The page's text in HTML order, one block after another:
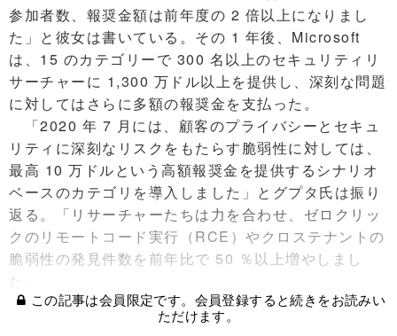
参加者数、報奨金額は前年度の 2 倍以上になりまし
た」と彼女は書いている。その 1 年後、Microsoft
は、15 のカテゴリーで 300 名以上のセキュリティリ
サーチャーに 1,300 万ドル以上を提供し、深刻な問題
に対してはさらに多額の報奨金を支払った。
「2020 年 7 月には、顧客のプライバシーとセキュ
リティに深刻なリスクをもたらす脆弱性に対しては、
最高 10 万ドルという高額報奨金を提供するシナリオ
ベースのカテゴリを導入しました」とグプタ氏は振り
返る。「リサーチャーたちは力を合わせ、ゼロクリッ
クのリモートコード実行（RCE）やクロステナントの
脆弱性の発見件数を前年比で 50 ％以上増やしまし
た」
この記事は会員限定です。会員登録すると続きをお読みい
ただけます。